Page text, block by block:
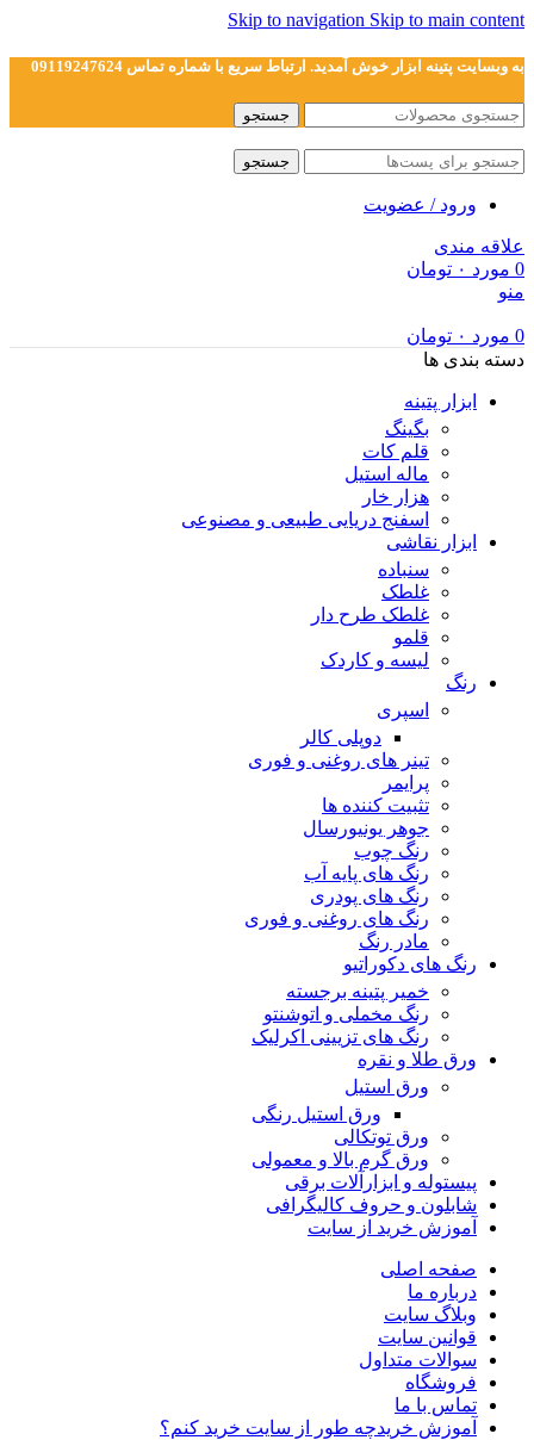
Skip to navigation Skip to main content
به وبسایت پتینه ابزار خوش آمدید. ارتباط سریع با شماره تماس 09119247624
جستجو
جستجو
ورود / عضویت
علاقه مندی
0 مورد ۰ تومان
منو
0 مورد ۰ تومان
دسته بندی ها
ابزار پتینه
بگینگ
قلم کات
ماله استیل
هزار خار
اسفنج دریایی طبیعی و مصنوعی
ابزار نقاشی
سنباده
غلطک
غلطک طرح دار
قلمو
لیسه و کاردک
رنگ
اسپری
دوپلی کالر
تینر های روغنی و فوری
پرایمر
تثبیت کننده ها
جوهر یونیورسال
رنگ چوب
رنگ‌ های پایه آب
رنگ های پودری
رنگ‌ های روغنی و فوری
مادر رنگ
رنگ های دکوراتیو
خمیر پتینه برجسته
رنگ مخملی و اتوشنتو
رنگ های تزیینی اکرلیک
ورق طلا و نقره
ورق استیل
ورق استیل رنگی
ورق توتکالی
ورق گرم بالا و معمولی
پیستوله و ابزارآلات برقی
شابلون و حروف کالیگرافی
آموزش خرید از سایت
صفحه اصلی
درباره ما
وبلاگ سایت
قوانین سایت
سوالات متداول
فروشگاه
تماس با ما
آموزش خریدچه طور از سایت خرید کنم؟